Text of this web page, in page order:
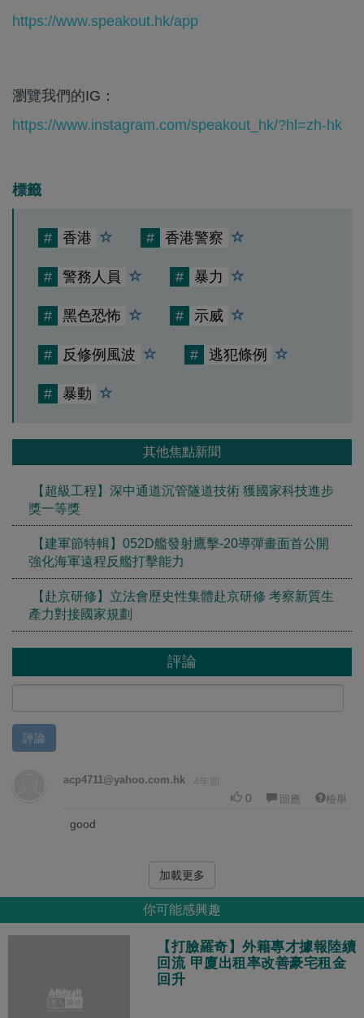
https://www.speakout.hk/app
瀏覽我們的IG：
https://www.instagram.com/speakout_hk/?hl=zh-hk
標籤
# 香港 # 香港警察
# 警務人員 # 暴力
# 黑色恐怖 # 示威
# 反修例風波 # 逃犯條例
# 暴動
其他焦點新聞
【超級工程】深中通道沉管隧道技術 獲國家科技進步
獎一等獎
【建軍節特輯】052D艦發射鷹擊-20導彈畫面首公開
強化海軍遠程反艦打擊能力
【赴京研修】立法會歷史性集體赴京研修 考察新質生
產力對接國家規劃
評論
評論
acp4711@yahoo.com.hk 4年前
0 回應 檢舉
good
加載更多
你可能感興趣
【打臉羅奇】外籍專才據報陸續
回流 甲廈出租率改善豪宅租金
回升